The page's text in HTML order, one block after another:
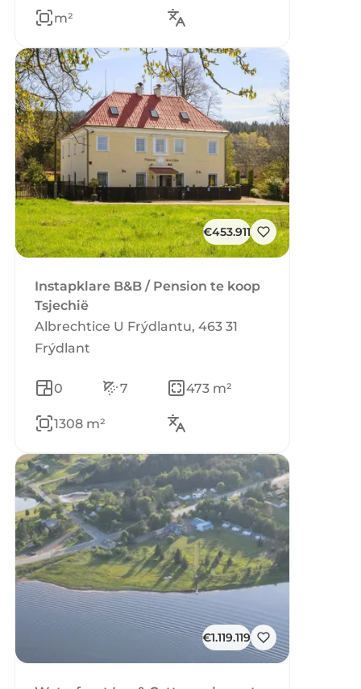
m²
€453.911
Instapklare B&B / Pension te koop
Tsjechië
Albrechtice U Frýdlantu, 463 31
Frýdlant
0 7 473 m²
1308 m²
€1.119.119